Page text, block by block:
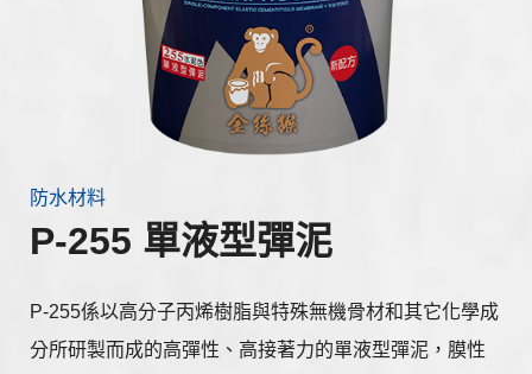
防水材料
P-255 單液型彈泥
P-255係以高分子丙烯樹脂與特殊無機骨材和其它化學成
分所研製而成的高彈性、高接著力的單液型彈泥，膜性